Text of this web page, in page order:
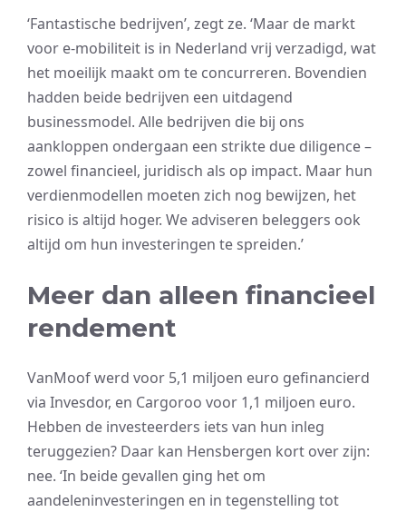
‘Fantastische bedrijven’, zegt ze. ‘Maar de markt
voor e-mobiliteit is in Nederland vrij verzadigd, wat
het moeilijk maakt om te concurreren. Bovendien
hadden beide bedrijven een uitdagend
businessmodel. Alle bedrijven die bij ons
aankloppen ondergaan een strikte due diligence –
zowel financieel, juridisch als op impact. Maar hun
verdienmodellen moeten zich nog bewijzen, het
risico is altijd hoger. We adviseren beleggers ook
altijd om hun investeringen te spreiden.’
Meer dan alleen financieel
rendement
VanMoof werd voor 5,1 miljoen euro gefinancierd
via Invesdor, en Cargoroo voor 1,1 miljoen euro.
Hebben de investeerders iets van hun inleg
teruggezien? Daar kan Hensbergen kort over zijn:
nee. ‘In beide gevallen ging het om
aandeleninvesteringen en in tegenstelling tot